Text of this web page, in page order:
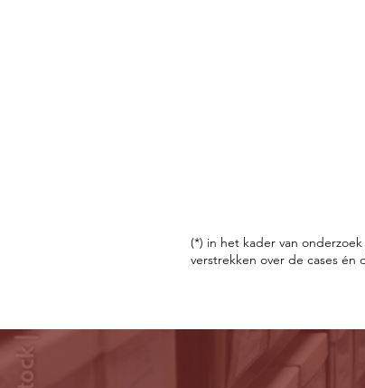
(*) in het kader van
verstrekken over de cases én